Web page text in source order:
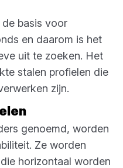
basis voor
en daarom is het
uit te zoeken. Het
stalen profielen die
zijn.
genoemd, worden
Ze worden
horizontaal worden